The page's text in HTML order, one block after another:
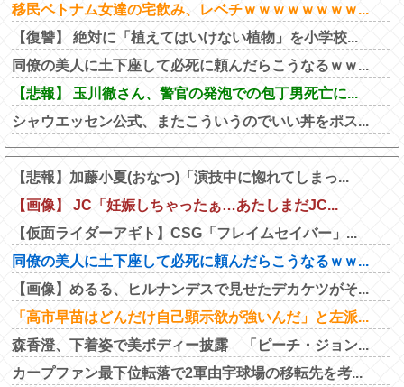
移民ベトナム女達の宅飲み、レベチｗｗｗｗｗｗｗｗ...
【復讐】 絶対に「植えてはいけない植物」を小学校...
同僚の美人に土下座して必死に頼んだらこうなるｗｗ...
【悲報】 玉川徹さん、警官の発泡での包丁男死亡に...
シャウエッセン公式、またこういうのでいい丼をポス...
【悲報】加藤小夏(おなつ)「演技中に惚れてしまっ...
【画像】 JC「妊娠しちゃったぁ…あたしまだJC...
【仮面ライダーアギト】CSG「フレイムセイバー」...
同僚の美人に土下座して必死に頼んだらこうなるｗｗ...
【画像】めるる、ヒルナンデスで見せたデカケツがそ...
「高市早苗はどんだけ自己顕示欲が強いんだ」と左派...
森香澄、下着姿で美ボディー披露 「ピーチ・ジョン...
カープファン最下位転落で2軍由宇球場の移転先を考...